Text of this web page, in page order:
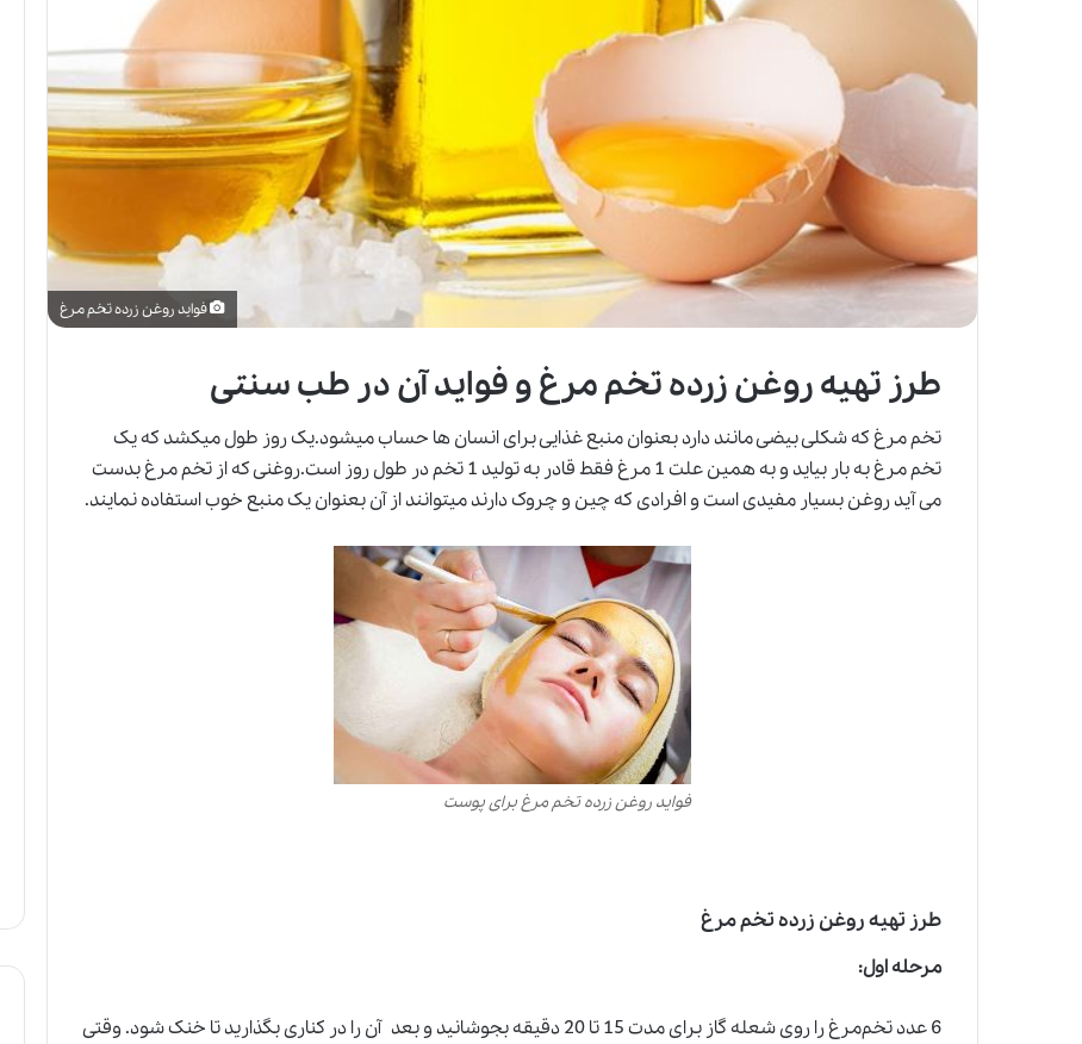
فواید روغن زرده تخم مرغ
طرز تهیه روغن زرده تخم مرغ و فواید آن در طب سنتی
تخم مرغ که شکلی بیضی مانند دارد بعنوان منبع غذایی برای انسان ها حساب میشود.یک روز طول میکشد که یک
تخم مرغ به بار بیاید و به همین علت 1 مرغ فقط قادر به تولید 1 تخم در طول روز است.روغنی که از تخم مرغ بدست
می آید روغن بسیار مفیدی است و افرادی که چین و چروک دارند میتوانند از آن بعنوان یک منبع خوب استفاده نمایند.
فواید روغن زرده تخم مرغ برای پوست
طرز تهیه روغن زرده تخم مرغ
مرحله اول:
6 عدد تخم‌مرغ را روی شعله گاز برای مدت 15 تا 20 دقیقه بجوشانید و بعد آن را در کناری بگذارید تا خنک شود. وقتی